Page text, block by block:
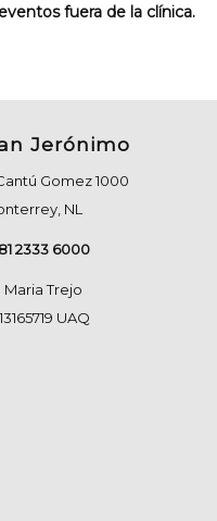
fuera de la clínica.
Jerónimo
Gomez 1000
NL
2333 6000
Maria Trejo
UAQ